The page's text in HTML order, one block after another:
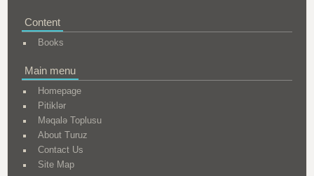
Content
Books
Main menu
Homepage
Pitiklər
Məqalə Toplusu
About Turuz
Contact Us
Site Map